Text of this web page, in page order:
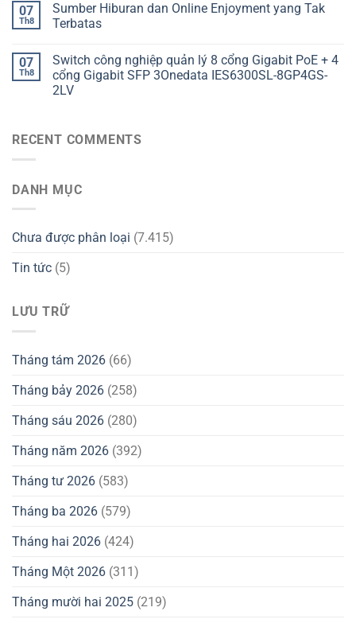
07
Th8
Sumber Hiburan dan Online Enjoyment yang Tak
Terbatas
07
Th8
Switch công nghiệp quản lý 8 cổng Gigabit PoE + 4
cổng Gigabit SFP 3Onedata IES6300SL-8GP4GS-
2LV
RECENT COMMENTS
DANH MỤC
Chưa được phân loại (7.415)
Tin tức (5)
LƯU TRỮ
Tháng tám 2026 (66)
Tháng bảy 2026 (258)
Tháng sáu 2026 (280)
Tháng năm 2026 (392)
Tháng tư 2026 (583)
Tháng ba 2026 (579)
Tháng hai 2026 (424)
Tháng Một 2026 (311)
Tháng mười hai 2025 (219)